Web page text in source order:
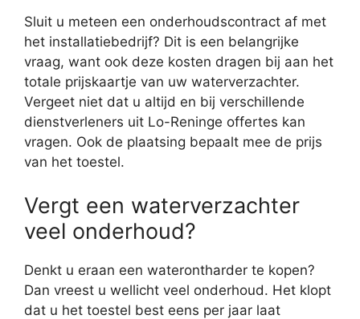
Sluit u meteen een onderhoudscontract af met
het installatiebedrijf? Dit is een belangrijke
vraag, want ook deze kosten dragen bij aan het
totale prijskaartje van uw waterverzachter.
Vergeet niet dat u altijd en bij verschillende
dienstverleners uit Lo-Reninge offertes kan
vragen. Ook de plaatsing bepaalt mee de prijs
van het toestel.
Vergt een waterverzachter
veel onderhoud?
Denkt u eraan een waterontharder te kopen?
Dan vreest u wellicht veel onderhoud. Het klopt
dat u het toestel best eens per jaar laat